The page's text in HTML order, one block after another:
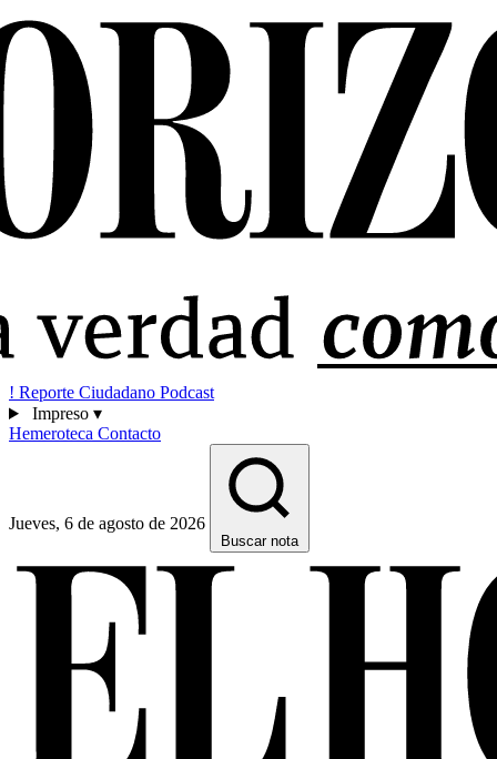
! Reporte Ciudadano Podcast
Impreso ▾
Hemeroteca Contacto
Jueves, 6 de agosto de 2026
Buscar nota